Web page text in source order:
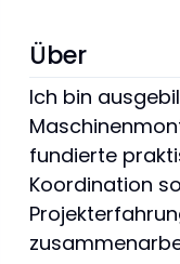
Über
Ich bin
fundierte
Koordination